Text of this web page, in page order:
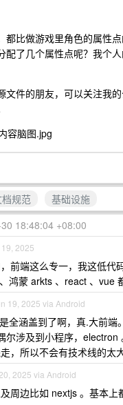
都比做游戏里角色的属性
配了几个属性点呢？我个
件的朋友，可以关注我的
规范
基础设施
18:48:04 +08:00
2025
前端这么专一，我这低代
鸿蒙 arkts 、react 、vue
19, 2025 via Android
全涵盖到了啊，真.大前端
尔涉及到小程序，electron
，所以不会有技术线的太
2025 via Android
周边比如 nextjs 。基本上